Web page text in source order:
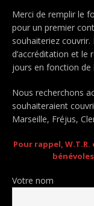
Merci de remplir le
pour un premier
souhaiteriez
d’accréditation et le
jours en fonction de
Nous recherchons
souhaiteraient
Marseille, Fréjus,
Pour rappel,
Votre nom